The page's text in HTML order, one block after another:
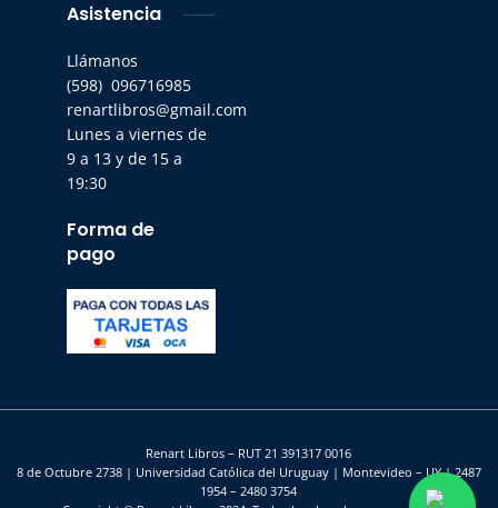
Asistencia
Llámanos
(598) 096716985
renartlibros@gmail.com
Lunes a viernes de
9 a 13 y de 15 a
19:30
Forma de
pago
Renart Libros – RUT 21 391317 0016
8 de Octubre 2738 | Universidad Católica del Uruguay | Montevideo – UY | 2487
1954 – 2480 3754